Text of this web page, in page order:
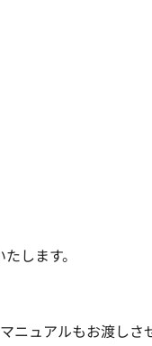
します。
ニュアルもお渡し